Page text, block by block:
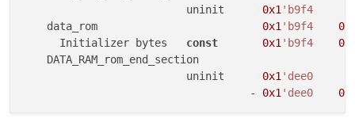
                          uninit
0x1 'b9f4
    data_rom
0x1 'b9f4
      Initializer bytes
const 0x1 'b9f4
    DATA_RAM_rom_end_section
                          uninit
0x1 'dee0
                                    -
0x1 'dee0